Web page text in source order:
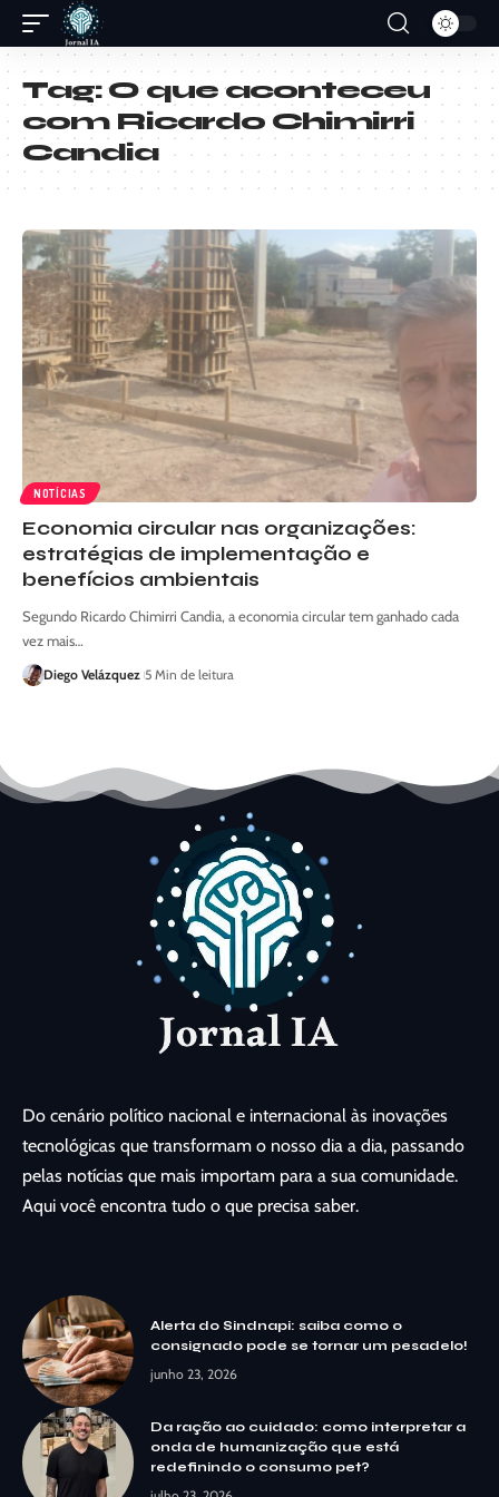
Tag:O que aconteceu
com Ricardo Chimirri
Candia
NOTÍCIAS
Economia circular nas organizações:
estratégias de implementação e
benefícios ambientais
Segundo Ricardo Chimirri Candia, a economia circular tem ganhado cada
vez mais…
Diego Velázquez 5 Min de leitura
Do cenário político nacional e internacional às inovações
tecnológicas que transformam o nosso dia a dia, passando
pelas notícias que mais importam para a sua comunidade.
Aqui você encontra tudo o que precisa saber.
Alerta do Sindnapi: saiba como o
consignado pode se tornar um pesadelo!
junho 23, 2026
Da ração ao cuidado: como interpretar a
onda de humanização que está
redefinindo o consumo pet?